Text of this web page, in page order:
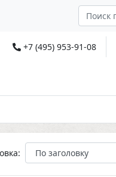
+7 (495) 953-91-08